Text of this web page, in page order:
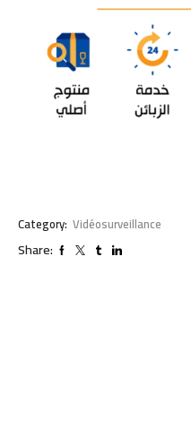
Category: Vidéosurveillance
Share: